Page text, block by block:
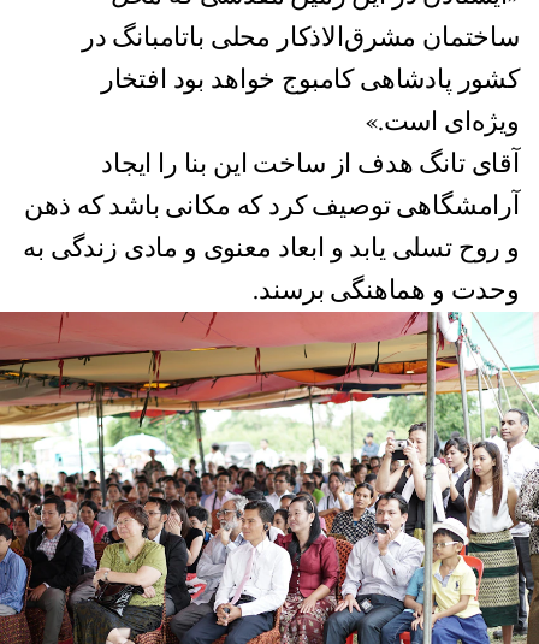
ساختمان مشرق‌الاذکار محلی باتامبانگ در
کشور پادشاهی کامبوج خواهد بود افتخار
ویژه‌ای است.»
آقای تانگ هدف از ساخت این بنا را ایجاد
آرامشگاهی توصیف کرد که مکانی باشد که ذهن
و روح تسلی یابد و ابعاد معنوی و مادی زندگی به
وحدت و هماهنگی برسند.